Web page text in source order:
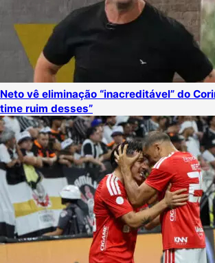
Neto vê eliminação “inacreditável” do
time ruim desses”